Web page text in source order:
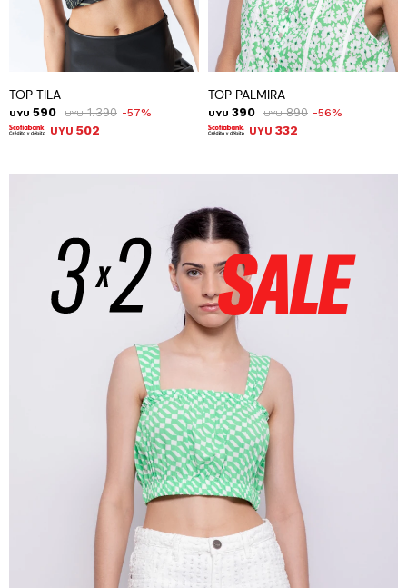
TOP TILA
UYU 590 UYU 1.390 57
UYU 502
TOP PALMIRA
UYU 390 UYU 890 56
UYU 332